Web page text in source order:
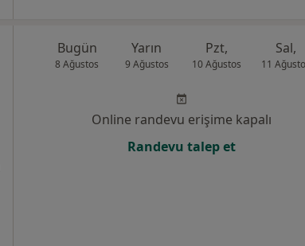
Bugün
8 Ağustos
Yarın
9 Ağustos
Pzt,
10 Ağustos
Sal,
11
Online randevu erişime kapalı
Randevu talep et